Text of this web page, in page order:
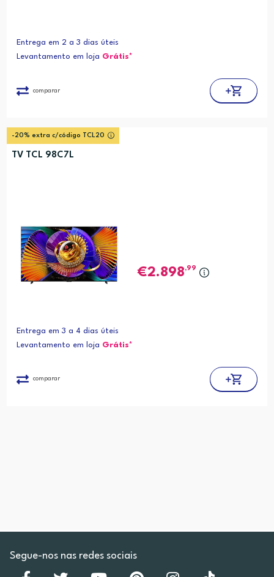
Entrega em 2 a 3 dias úteis
Levantamento em loja Grátis*
comparar
-20% extra c/código TCL20
TV TCL 98C7L
2.898,99
Entrega em 3 a 4 dias úteis
Levantamento em loja Grátis*
comparar
Segue-nos nas redes sociais